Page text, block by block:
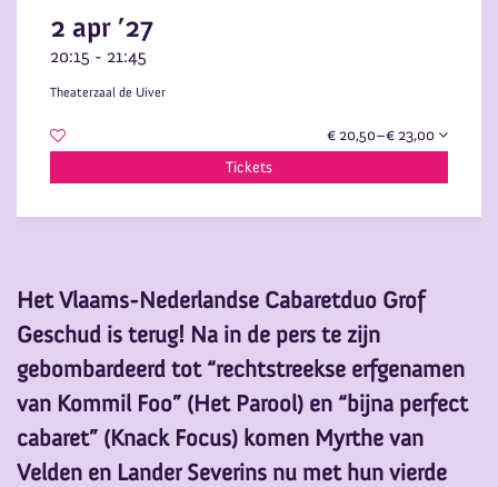
2 apr ’27
20:15 - 21:45
Theaterzaal de Uiver
€ 20,50–€ 23,00
Tickets
Het Vlaams-Nederlandse Cabaretduo Grof
Geschud is terug! Na in de pers te zijn
gebombardeerd tot “rechtstreekse erfgenamen
van Kommil Foo” (Het Parool) en “bijna perfect
cabaret” (Knack Focus) komen Myrthe van
Velden en Lander Severins nu met hun vierde